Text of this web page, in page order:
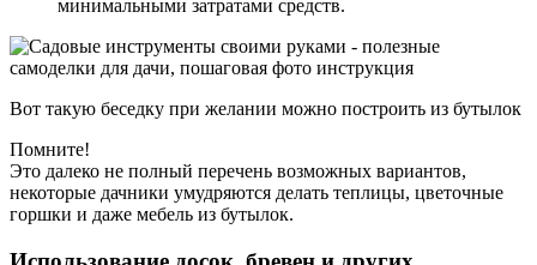
минимальными затратами средств.
Вот такую беседку при желании можно построить из бутылок
Помните!
Это далеко не полный перечень возможных вариантов,
некоторые дачники умудряются делать теплицы, цветочные
горшки и даже мебель из бутылок.